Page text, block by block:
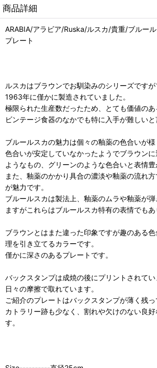
商品詳細
ARABIA/アラビア/Ruska/ルスカ/貴重/ブルー
プレート
ルスカはブラウンでお馴染みのシリーズです
1963年に僅かに製造されていました。
極限られた生産数だったため、とても価値の
ビンテージ食器のなかでも特に入手が難しいと
ブルールスカの魅力は個々の釉薬の色合いが様
色合いが安定していなかったようでブラウン
ようなもの、グリーンのような色合いと表情豊
また、釉薬のかかり具合の濃淡や釉薬の流れ
が魅力です。
ブルールスカは製法上、釉薬のムラや釉薬が
ますがこれらはブルールスカ特有の表情でもあ
ブラウンとはまた違った印象ですが趣のある
理を引き立てるカラーです。
僅かに深さのあるプレートです。
バックスタンプは成焼の後にプリントされて
日々の摩擦で取れています。
ご紹介のプレートはバックスタンプが薄く残っ
カトラリー跡も少なく、割れや欠けのない良
す。